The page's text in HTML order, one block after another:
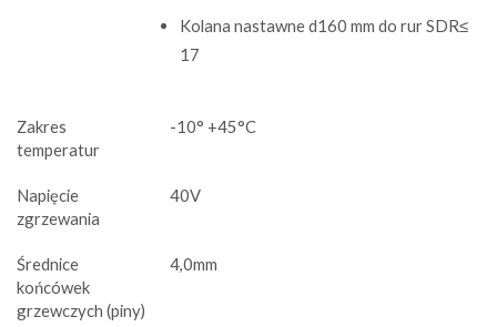
Kolana nastawne d160 mm do rur SDR≤
17
Zakres
temperatur
-10° +45°C
Napięcie
zgrzewania
40V
Średnice
końcówek
grzewczych (piny)
4,0mm